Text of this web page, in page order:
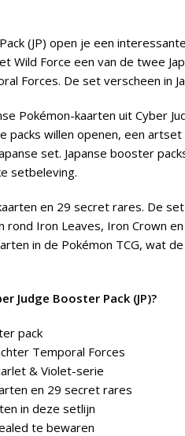
(JP) open je een
Wild Force een van de twee
Forces. De set verscheen in
Pokémon-kaarten uit Cyber
packs willen openen, een
set. Japanse booster
setbeleving.
en 29 secret rares. De
rond Iron Leaves, Iron Crown
in de Pokémon TCG, wat
Judge Booster Pack (JP)?
pack
Temporal Forces
& Violet-serie
en 29 secret rares
in deze setlijn
te bewaren